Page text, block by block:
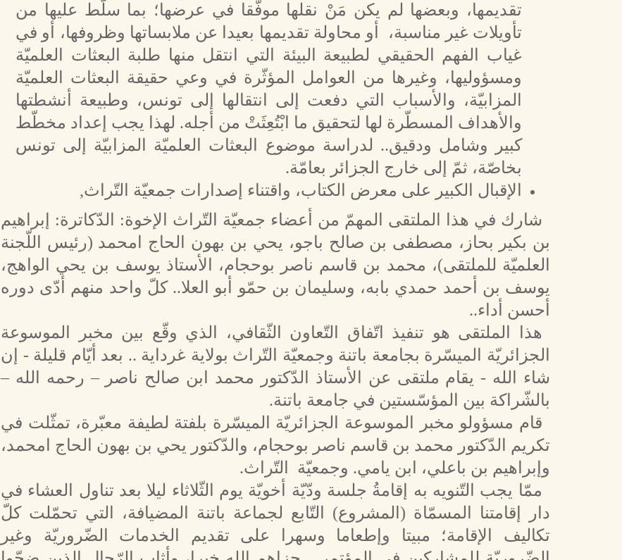
تقديمها، وبعضها لم يكن مَنْ نقلها موفّقا في عرضها؛ بما سلّط عليها من
تأويلات غير مناسبة، أو محاولة تقديمها بعيدا عن ملابساتها وظروفها، أو في
غياب الفهم الحقيقي لطبيعة البيئة التي انتقل منها طلبة البعثات العلميّة
ومسؤوليها، وغيرها من العوامل المؤثّرة في وعي حقيقة البعثات العلميّة
المزابيّة، والأسباب التي دفعت إلى انتقالها إلى تونس، وطبيعة أنشطتها
والأهداف المسطّرة لها لتحقيق ما ابْتُعِثَتْ من أجله. لهذا يجب إعداد مخطّط
كبير وشامل ودقيق.. لدراسة موضوع البعثات العلميّة المزابيّة إلى تونس
بخاصّة، ثمّ إلى خارج الجزائر بعامّة.
الإقبال الكبير على معرض الكتاب، واقتناء إصدارات جمعيّة التّراث,
شارك في هذا الملتقى المهمّ من أعضاء جمعيّة التّراث الإخوة: الدّكاترة: إبراهيم
بن بكير بحاز، مصطفى بن صالح باجو، يحي بن بهون الحاج امحمد (رئيس اللّجنة
العلميّة للملتقى)، محمد بن قاسم ناصر بوحجام، الأستاذ يوسف بن يحي الواهج،
يوسف بن أحمد حمدي بابه، وسليمان بن حمّو أبو العلا.. كلّ واحد منهم أدّى دوره
أحسن أداء..
هذا الملتقى هو تنفيذ اتّفاق التّعاون الثّقافي، الذي وقّع بين مخبر الموسوعة
الجزائريّة الميسّرة بجامعة باتنة وجمعيّة التّراث بولاية غرداية .. بعد أيّام قليلة - إن
شاء الله - يقام ملتقى عن الأستاذ الدّكتور محمد ابن صالح ناصر – رحمه الله –
بالشّراكة بين المؤسّستين في جامعة باتنة.
قام مسؤولو مخبر الموسوعة الجزائريّة الميسّرة بلفتة لطيفة معبّرة، تمثّلت في
تكريم الدّكتور محمد بن قاسم ناصر بوحجام، والدّكتور يحي بن بهون الحاج امحمد،
وإبراهيم بن باعلي، ابن يامي. وجمعيّة التّراث.
ممّا يجب التّنويه به إقامةُ جلسة ودّيّة أخويّة يوم الثّلاثاء ليلا بعد تناول العشاء في
دار إقامتنا المسمّاة (المشروع) التّابع لجماعة باتنة المضيافة، التي تحمّلت كلّ
تكاليف الإقامة؛ مبيتا وإطعاما وسهرا على تقديم الخدمات الضّروريّة وغير